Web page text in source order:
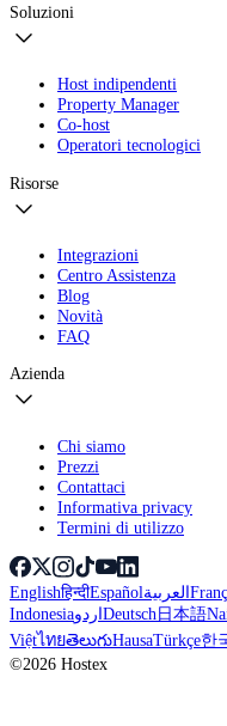
Soluzioni
Host indipendenti
Property Manager
Co-host
Operatori tecnologici
Risorse
Integrazioni
Centro Assistenza
Blog
Novità
FAQ
Azienda
Chi siamo
Prezzi
Contattaci
Informativa privacy
Termini di utilizzo
Englishहिन्दीEspañolالعربية
IndonesiaاردوDeutsch日本語
ViệtไทยతెలుగుHausaTürkçe한
©2026 Hostex